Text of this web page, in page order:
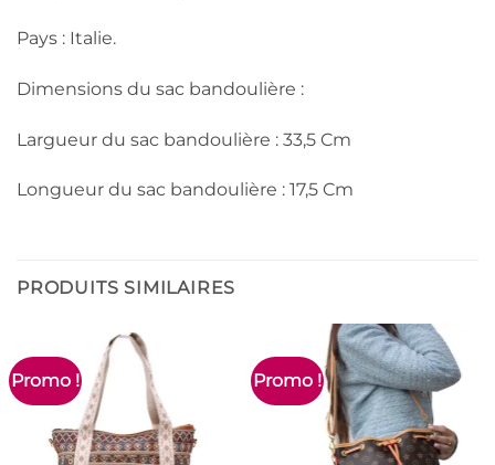
Pays : Italie.
Dimensions du sac bandoulière :
Largueur du sac bandoulière : 33,5 Cm
Longueur du sac bandoulière : 17,5 Cm
PRODUITS SIMILAIRES
Promo ! Promo !